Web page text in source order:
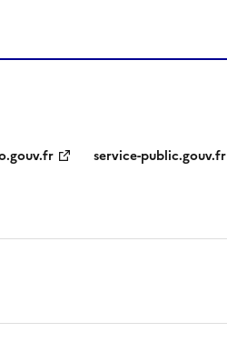
service-public.gouv.fr